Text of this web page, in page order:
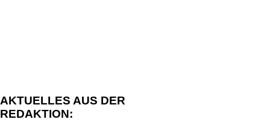
AKTUELLES AUS DER
REDAKTION: